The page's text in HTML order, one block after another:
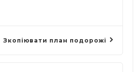
Зкопіювати план подорожі